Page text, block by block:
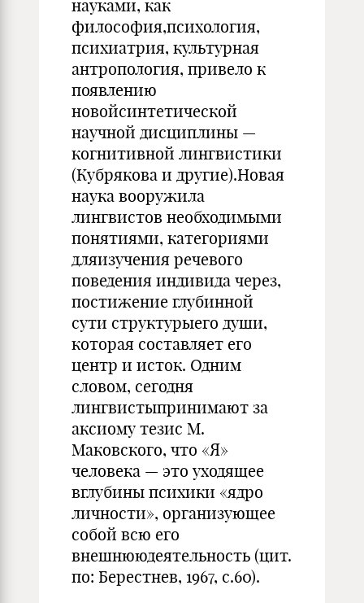
науками, как
философия,психология,
психиатрия, культурная
антропология, привело к
появлению
новойсинтетической
научной дисциплины —
когнитивной лингвистики
(Кубрякова и другие).Новая
наука вооружила
лингвистов необходимыми
понятиями, категориями
дляизучения речевого
поведения индивида через,
постижение глубинной
сути структурыего души,
которая составляет его
центр и исток. Одним
словом, сегодня
лингвистыпринимают за
аксиому тезис М.
Маковского, что «Я»
человека — это уходящее
вглубины психики «ядро
личности», организующее
собой всю его
внешнююдеятельность (цит.
по: Берестнев, 1967, с.60).